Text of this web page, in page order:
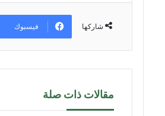
شاركها فيسبوك
مقالات ذات صلة